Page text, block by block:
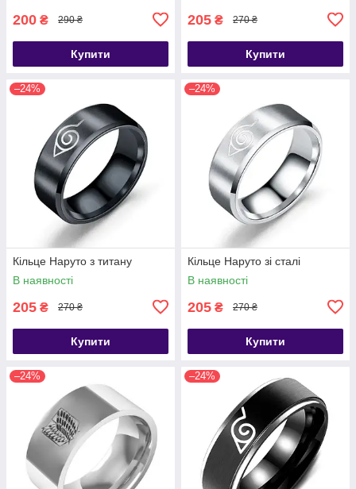
200 ₴ 290 ₴
Купити
205 ₴ 270 ₴
Купити
–24%
Кільце Наруто з титану
В наявності
205 ₴ 270 ₴
Купити
–24%
Кільце Наруто зі сталі
В наявності
205 ₴ 270 ₴
Купити
–24% –24%